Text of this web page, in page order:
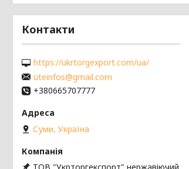
Контакти
https://ukrtorgexport.com/ua/
uteinfos@gmail.com
+380665707777
Суми, Україна